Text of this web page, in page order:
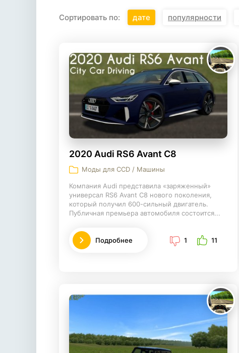
Сортировать по: дате популярности
2020 Audi RS6 Avant C8
Моды для CCD / Машины
Компания Audi представила «заряженный»
универсал RS6 Avant C8 нового поколения,
который получил 600-сильный двигатель.
Публичная премьера автомобиля состоится...
Подробнее 1 11